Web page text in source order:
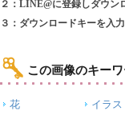
２：LINE@に登録しダウン
３：ダウンロードキーを入
この画像のキー
花 イラス